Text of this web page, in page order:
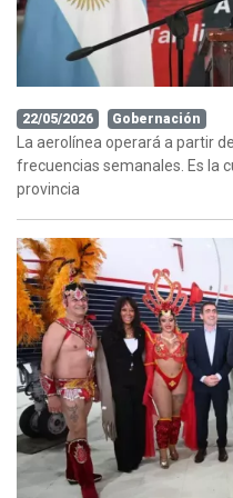
22/05/2026 Gobernación
La aerolínea operará a partir
frecuencias semanales. Es la
provincia